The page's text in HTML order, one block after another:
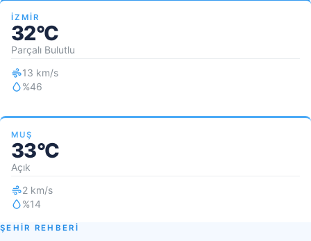
İZMIR
32°C
Parçalı Bulutlu
13 km/s
%46
MUŞ
33°C
Açık
2 km/s
%14
ŞEHİR REHBERİ